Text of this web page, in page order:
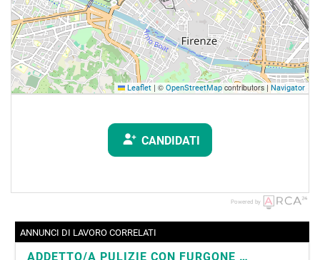
Leaflet | © OpenStreetMap contributors | Navigator
CANDIDATI
Powered by
ANNUNCI DI LAVORO CORRELATI
ADDETTO/A PULIZIE CON FURGONE AZIENDALE